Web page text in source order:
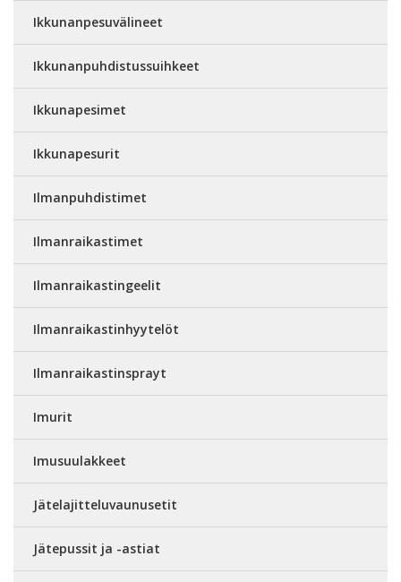
Ikkunanpesuvälineet
Ikkunanpuhdistussuihkeet
Ikkunapesimet
Ikkunapesurit
Ilmanpuhdistimet
Ilmanraikastimet
Ilmanraikastingeelit
Ilmanraikastinhyytelöt
Ilmanraikastinsprayt
Imurit
Imusuulakkeet
Jätelajitteluvaunusetit
Jätepussit ja -astiat